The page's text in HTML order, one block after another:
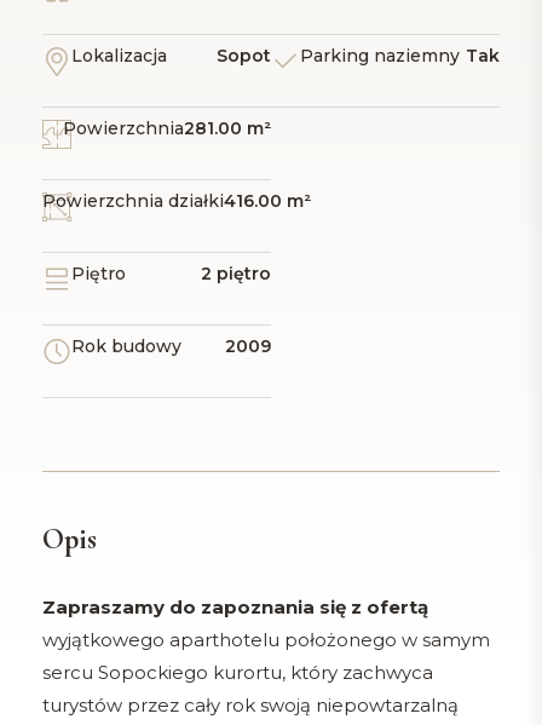
Lokalizacja Sopot
Powierzchnia281.00 m²
Powierzchnia działki416.00 m²
Piętro 2 piętro
Rok budowy 2009
Parking naziemny Tak
Opis
Zapraszamy do zapoznania się z ofertą
wyjątkowego aparthotelu położonego w samym
sercu Sopockiego kurortu, który zachwyca
turystów przez cały rok swoją niepowtarzalną